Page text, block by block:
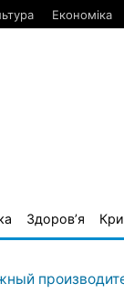
Економіка
Здоров’я